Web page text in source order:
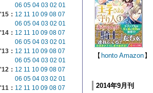
06 05 04 03 02 01
'15： 12 11 10 09 08 07
06 05 04 03 02 01
'14： 12 11 10 09 08 07
06 05 04 03 02 01
'13： 12 11 10 09 08 07
06 05 04 03 02 01
'12： 12 11 10 09 08 07
06 05 04 03 02 01
'11： 12 11 10 09 08 07
【 honto Amazon 】
2014年9月刊